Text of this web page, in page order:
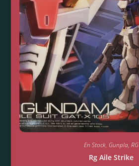
En Stock, Gunpla, RG
Rg Aile Strike